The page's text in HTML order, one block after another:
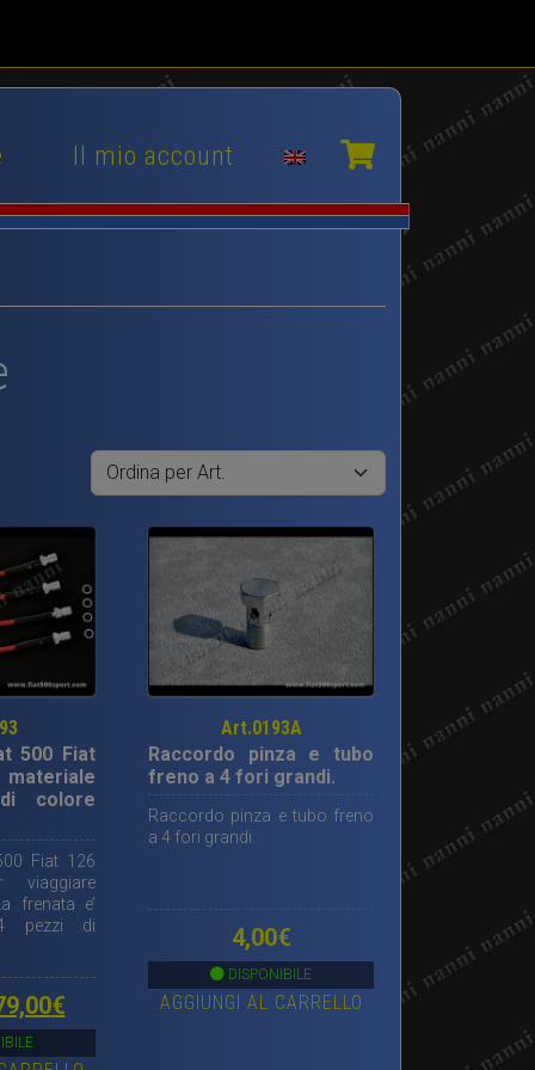
Il mio account
500 Fiat
colore
Fiat 126
viaggiare
frenata e’
4 pezzi di
€Il
Art.0193A
Raccordo pinza e tubo
freno a 4 fori grandi.
Raccordo pinza e tubo freno
a 4 fori grandi.
4,00€
DISPONIBILE
AGGIUNGI AL CARRELLO